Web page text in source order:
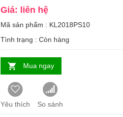
Giá: liên hệ
Mã sản phẩm : KL2018PS10
Tình trạng : Còn hàng
Mua ngay
Yêu thích So sánh